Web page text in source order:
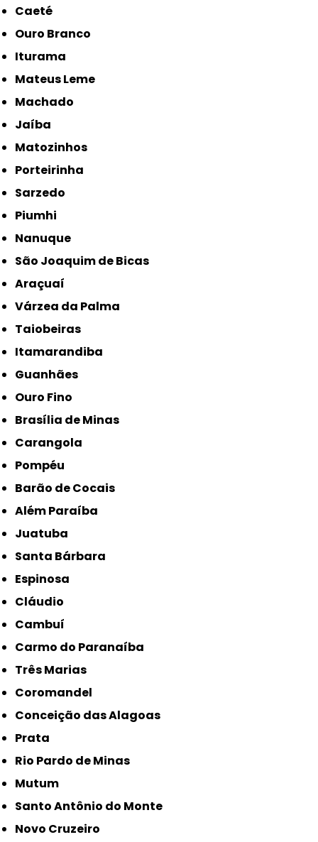
Caeté
Ouro Branco
Iturama
Mateus Leme
Machado
Jaíba
Matozinhos
Porteirinha
Sarzedo
Piumhi
Nanuque
São Joaquim de Bicas
Araçuaí
Várzea da Palma
Taiobeiras
Itamarandiba
Guanhães
Ouro Fino
Brasília de Minas
Carangola
Pompéu
Barão de Cocais
Além Paraíba
Juatuba
Santa Bárbara
Espinosa
Cláudio
Cambuí
Carmo do Paranaíba
Três Marias
Coromandel
Conceição das Alagoas
Prata
Rio Pardo de Minas
Mutum
Santo Antônio do Monte
Novo Cruzeiro